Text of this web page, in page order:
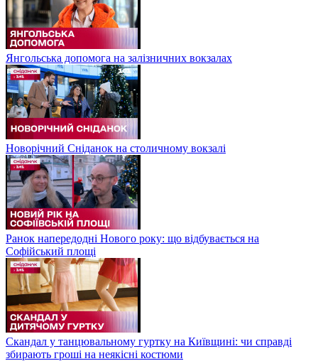
Янгольська допомога на залізничних вокзалах
Новорічний Сніданок на столичному вокзалі
Ранок напередодні Нового року: що відбувається на
Софійський площі
Скандал у танцювальному гуртку на Київщині: чи справді
збирають гроші на неякісні костюми